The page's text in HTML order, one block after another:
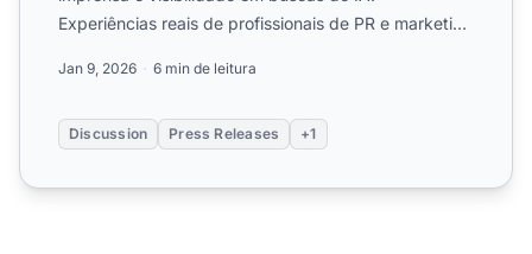
Experiências reais de profissionais de PR e marketing
Jan 9, 2026 6 min de leitura
Discussion Press Releases +1